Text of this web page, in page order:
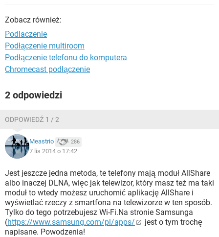
Zobacz również:
Podlaczenie
Podłączenie multiroom
Podłączenie telefonu do komputera
Chromecast podłączenie
2 odpowiedzi
ODPOWIEDŹ 1 / 2
Meastrio 286
7 lis 2014 o 17:42
Jest jeszcze jedna metoda, te telefony mają moduł AllShare
albo inaczej DLNA, więc jak telewizor, który masz też ma taki
moduł to wtedy możesz uruchomić aplikację AllShare i
wyświetlać rzeczy z smartfona na telewizorze w ten sposób.
Tylko do tego potrzebujesz Wi-Fi.Na stronie Samsunga
(https://www.samsung.com/pl/apps/
jest o tym trochę
napisane. Powodzenia!